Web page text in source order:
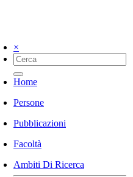
×
Home
Persone
Pubblicazioni
Facoltà
Ambiti Di Ricerca